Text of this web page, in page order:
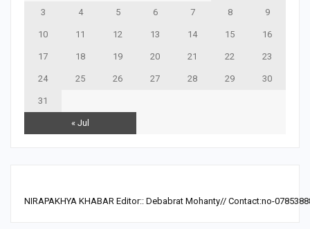
« Jul
3 4 5 6 7 8 9
10 11 12 13 14 15 16
17 18 19 20 21 22 23
24 25 26 27 28 29 30
31
NIRAPAKHYA KHABAR Editor:: Debabrat Mohanty// Contact:no-